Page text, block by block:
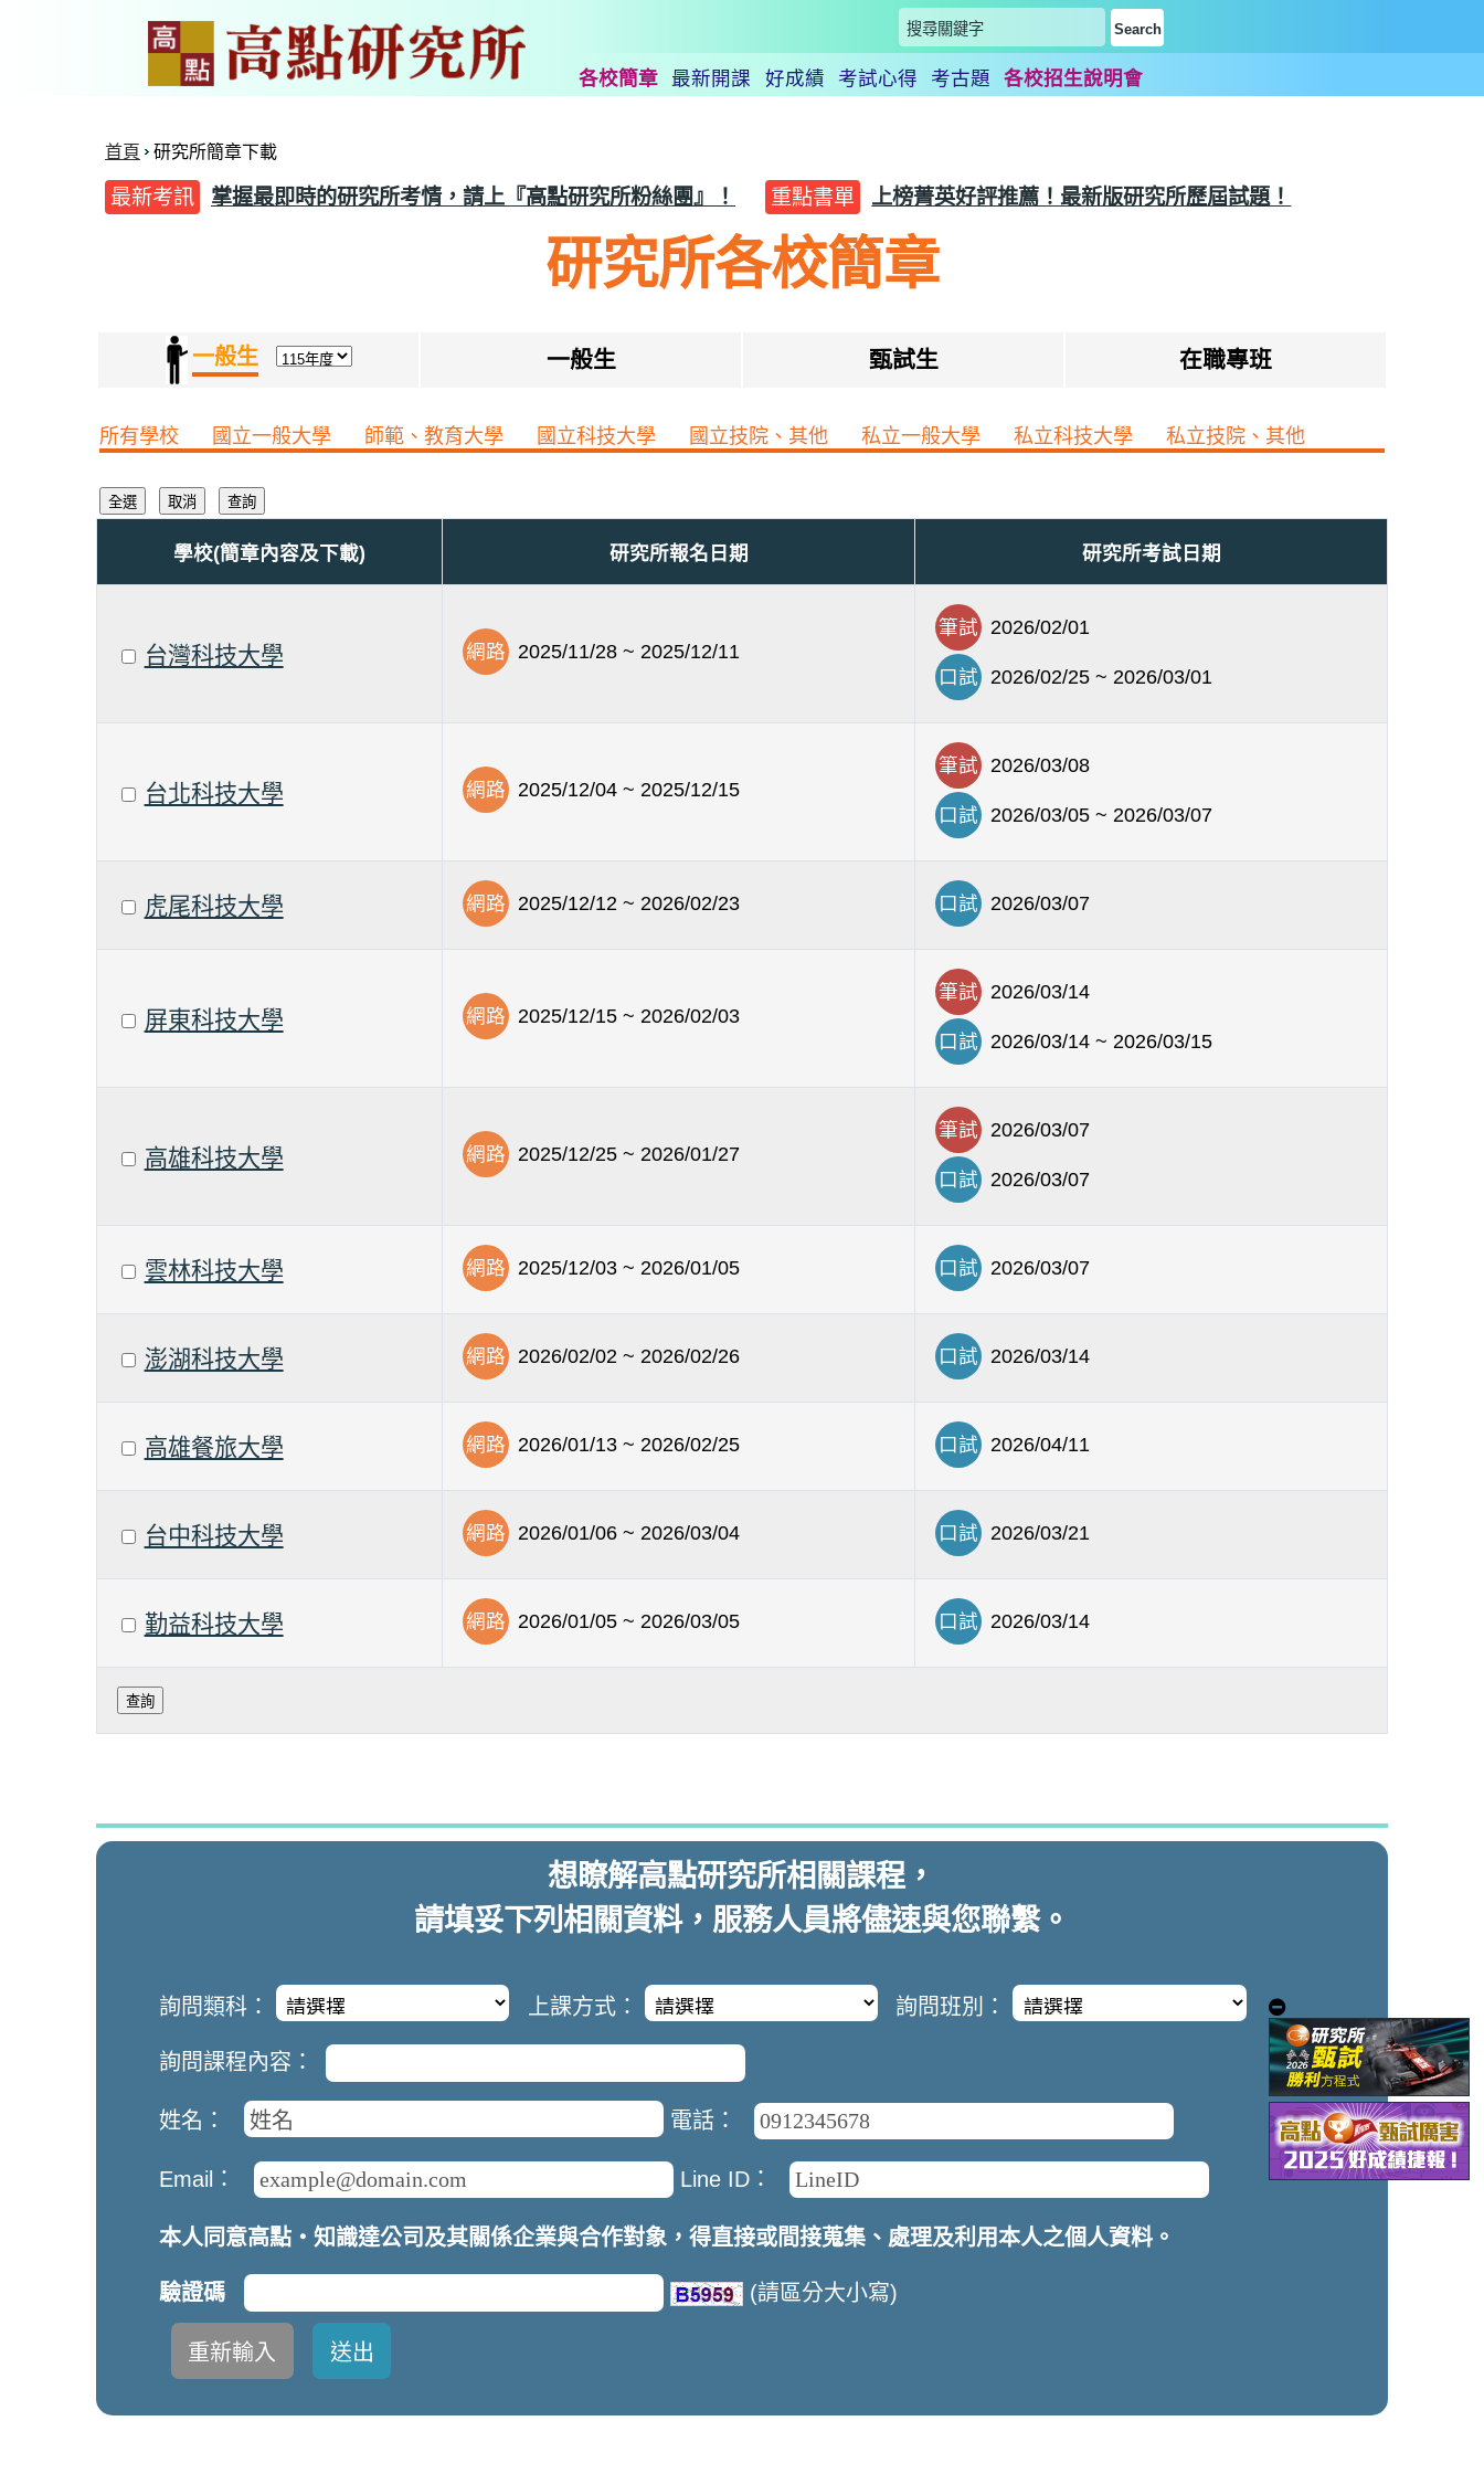
各校簡章 最新開課 好成績 考試心得 考古題 各校招生說明會
首頁 研究所簡章下載
最新考訊 掌握最即時的研究所考情，請上『高點研究所粉絲團』！ 重點書單 上榜菁英好評推薦！最新版研究所歷屆試題！
研究所各校簡章
一般生 一般生 甄試生 在職專班
所有學校 國立一般大學 師範、教育大學 國立科技大學 國立技院、其他 私立一般大學 私立科技大學 私立技院、其他
學校(簡章內容及下載) 研究所報名日期 研究所考試日期
台灣科技大學 網路 2025/11/28 ~ 2025/12/11
筆試 2026/02/01
口試 2026/02/25 ~ 2026/03/01
台北科技大學 網路 2025/12/04 ~ 2025/12/15
筆試 2026/03/08
口試 2026/03/05 ~ 2026/03/07
虎尾科技大學 網路 2025/12/12 ~ 2026/02/23 口試 2026/03/07
屏東科技大學 網路 2025/12/15 ~ 2026/02/03
筆試 2026/03/14
口試 2026/03/14 ~ 2026/03/15
高雄科技大學 網路 2025/12/25 ~ 2026/01/27
筆試 2026/03/07
口試 2026/03/07
雲林科技大學 網路 2025/12/03 ~ 2026/01/05 口試 2026/03/07
澎湖科技大學 網路 2026/02/02 ~ 2026/02/26 口試 2026/03/14
高雄餐旅大學 網路 2026/01/13 ~ 2026/02/25 口試 2026/04/11
台中科技大學 網路 2026/01/06 ~ 2026/03/04 口試 2026/03/21
勤益科技大學 網路 2026/01/05 ~ 2026/03/05 口試 2026/03/14
想瞭解高點研究所相關課程，
請填妥下列相關資料，服務人員將儘速與您聯繫。
詢問類科： 上課方式： 詢問班別：
詢問課程內容：
姓名： 電話：
Email： Line ID：
本人同意高點‧知識達公司及其關係企業與合作對象，得直接或間接蒐集、處理及利用本人之個人資料。
驗證碼 (請區分大小寫)